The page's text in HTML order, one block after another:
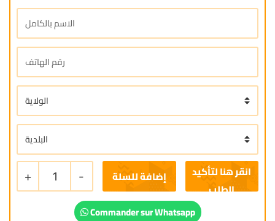
+ 1 - إضافة للسلة
Commander sur Whatsapp